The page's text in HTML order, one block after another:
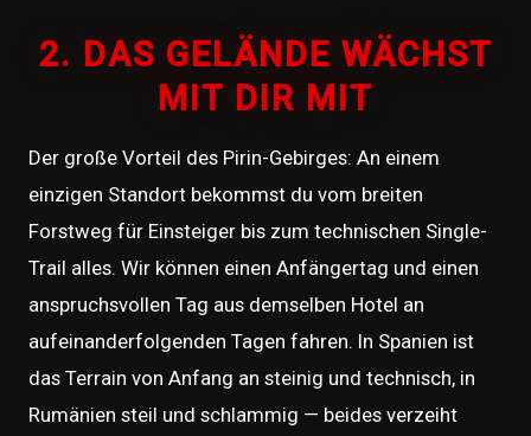
2. DAS GELÄNDE WÄCHST
MIT DIR MIT
Der große Vorteil des Pirin-Gebirges: An einem
einzigen Standort bekommst du vom breiten
Forstweg für Einsteiger bis zum technischen Single-
Trail alles. Wir können einen Anfängertag und einen
anspruchsvollen Tag aus demselben Hotel an
aufeinanderfolgenden Tagen fahren. In Spanien ist
das Terrain von Anfang an steinig und technisch, in
Rumänien steil und schlammig — beides verzeiht